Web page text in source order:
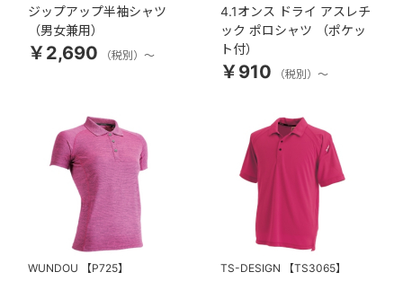
ジップアップ半袖シャツ
（男女兼用）
￥2,690 （税別）～
4.1オンス ドライ アスレチ
ック ポロシャツ （ポケッ
ト付）
￥910 （税別）～
WUNDOU 【P725】 TS-DESIGN 【TS3065】